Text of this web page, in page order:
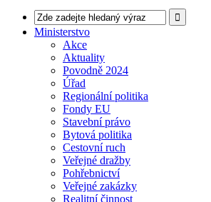
Ministerstvo
Akce
Aktuality
Povodně 2024
Úřad
Regionální politika
Fondy EU
Stavební právo
Bytová politika
Cestovní ruch
Veřejné dražby
Pohřebnictví
Veřejné zakázky
Realitní činnost